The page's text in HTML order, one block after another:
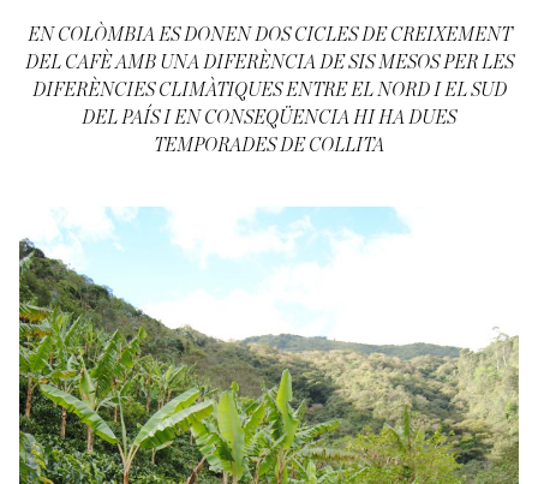
EN COLÒMBIA ES DONEN DOS CICLES DE CREIXEMENT
DEL CAFÈ AMB UNA DIFERÈNCIA DE SIS MESOS PER LES
DIFERÈNCIES CLIMÀTIQUES ENTRE EL NORD I EL SUD
DEL PAÍS I EN CONSEQÜENCIA HI HA DUES
TEMPORADES DE COLLITA